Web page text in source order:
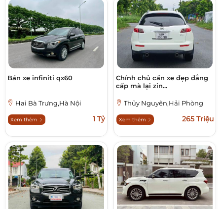
Bán xe infiniti qx60
Hai Bà Trưng,Hà Nội
Xem thêm 1 Tỷ
Chính chủ cần xe đẹp đẳng
cấp mà lại zin...
Thủy Nguyên,Hải Phòng
Xem thêm 265 Triệu